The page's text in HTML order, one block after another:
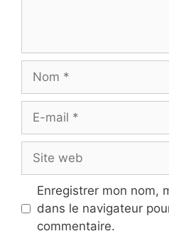
mail
web
Enregistrer mon nom,
dans le navigateur
commentaire.